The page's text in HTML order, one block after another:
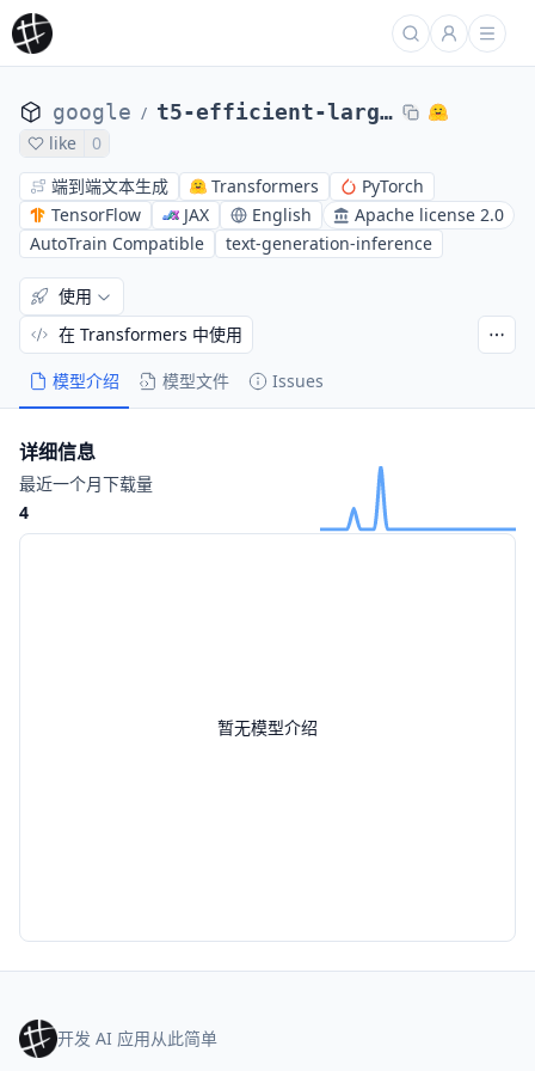
google / t5-efficient-large-nh8-nl32
like
0
端到端文本生成
Transformers
PyTorch
TensorFlow
JAX English
Apache license 2.0
AutoTrain Compatible
text-generation-inference
模型介绍 模型文件 Issues
使用
在 Transformers 中使用
暂无模型介绍
详细信息
最近一个月下载量
4
开发 AI 应用从此简单